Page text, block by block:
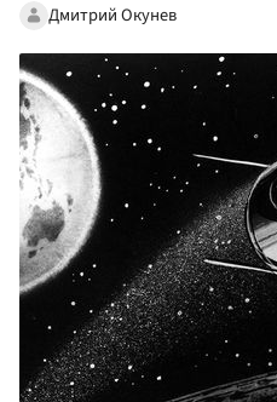
Дмитрий Окунев